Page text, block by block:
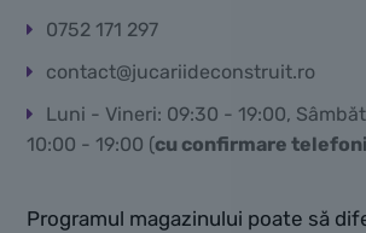
0752 171 297
contact@jucariideconstruit.ro
Luni - Vineri: 09:30 - 19:00,
10:00 - 19:00 (cu confirmare
Programul magazinului poate să